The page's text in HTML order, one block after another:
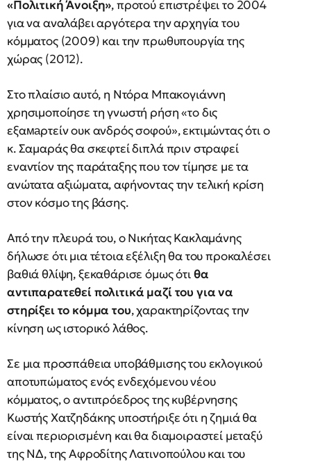
«Πολιτική Άνοιξη», προτού επιστρέψει το 2004
για να αναλάβει αργότερα την αρχηγία του
κόμματος (2009) και την πρωθυπουργία της
χώρας (2012).
Στο πλαίσιο αυτό, η Ντόρα Μπακογιάννη
χρησιμοποίησε τη γνωστή ρήση «το δις
εξαмаρτείν ουκ ανδρός σοφού», εκτιμώντας ότι ο
κ. Σαμαράς θα σκεφτεί διπλά πριν στραφεί
εναντίον της παράταξης που τον τίμησε με τα
ανώτατα αξιώματα, αφήνοντας την τελική κρίση
στον κόσμο της βάσης.
Από την πλευρά του, ο Νικήτας Κακλαμάνης
δήλωσε ότι μια τέτοια εξέλιξη θα του προκαλέσει
βαθιά θλίψη, ξεκαθάρισε όμως ότιθα
αντιπαρατεθεί πολιτικά μαζί του για να
στηρίξει το κόμμα του, χαρακτηρίζοντας την
κίνηση ως ιστορικό λάθος.
Σε μια προσπάθεια υποβάθμισης του εκλογικού
αποτυπώματος ενός ενδεχόμενου νέου
κόμματος, ο αντιπρόεδρος της κυβέρνησης
Κωστής Χατζηδάκης υποστήριξε ότι η ζημιά θα
είναι περιορισμένη και θα διαμοιραστεί μεταξύ
της ΝΔ, της Αφροδίτης Λατινοπούλου και του